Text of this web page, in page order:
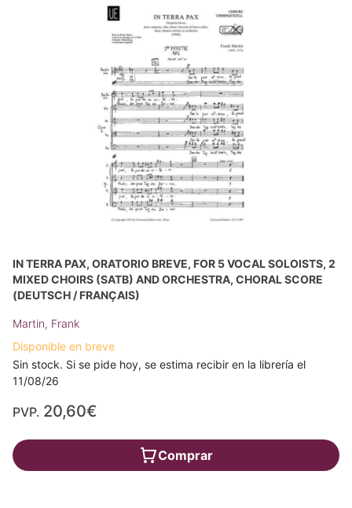
IN TERRA PAX, ORATORIO BREVE, FOR 5 VOCAL SOLOISTS, 2
MIXED CHOIRS (SATB) AND ORCHESTRA, CHORAL SCORE
(DEUTSCH / FRANÇAIS)
Martin, Frank
Disponible en breve
Sin stock. Si se pide hoy, se estima recibir en la librería el
11/08/26
PVP. 20,60€
Comprar